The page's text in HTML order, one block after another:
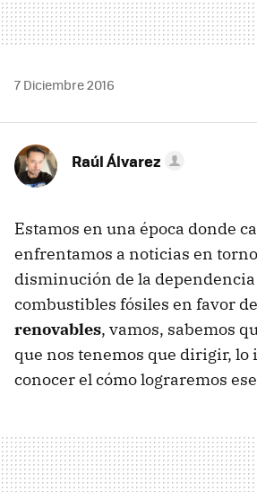
7 Diciembre 2016
Raúl Álvarez
Estamos en una época donde
enfrentamos a noticias en
disminución de la dependencia
combustibles fósiles en favor
renovables, vamos, sabemos
que nos tenemos que dirigir, lo
conocer el cómo lograremos